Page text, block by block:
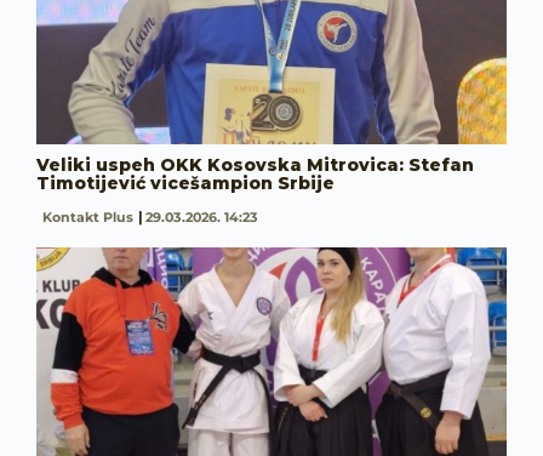
Veliki uspeh OKK Kosovska Mitrovica: Stefan
Timotijević vicešampion Srbije
Kontakt Plus 29.03.2026. 14:23